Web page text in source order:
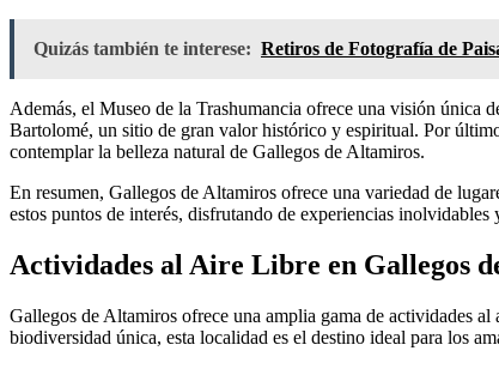
Quizás también te interese: Retiros de Fotografía de
Además, el Museo de la Trashumancia ofrece una visión única
Bartolomé, un sitio de gran valor histórico y espiritual. Por
contemplar la belleza natural de Gallegos de Altamiros.
En resumen, Gallegos de Altamiros ofrece una variedad de
estos puntos de interés, disfrutando de experiencias
Actividades al Aire Libre en Gallegos
Gallegos de Altamiros ofrece una amplia gama de actividades
biodiversidad única, esta localidad es el destino ideal para los